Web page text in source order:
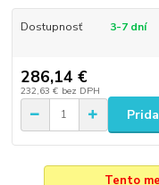
Dostupnosť 3-7 dní
286,14 €
232,63 € bez DPH
Tento